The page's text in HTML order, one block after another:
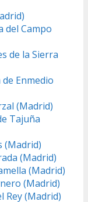
del Campo
de la Sierra
Enmedio
(Madrid)
Tajuña
(Madrid)
(Madrid)
(Madrid)
(Madrid)
Rey (Madrid)